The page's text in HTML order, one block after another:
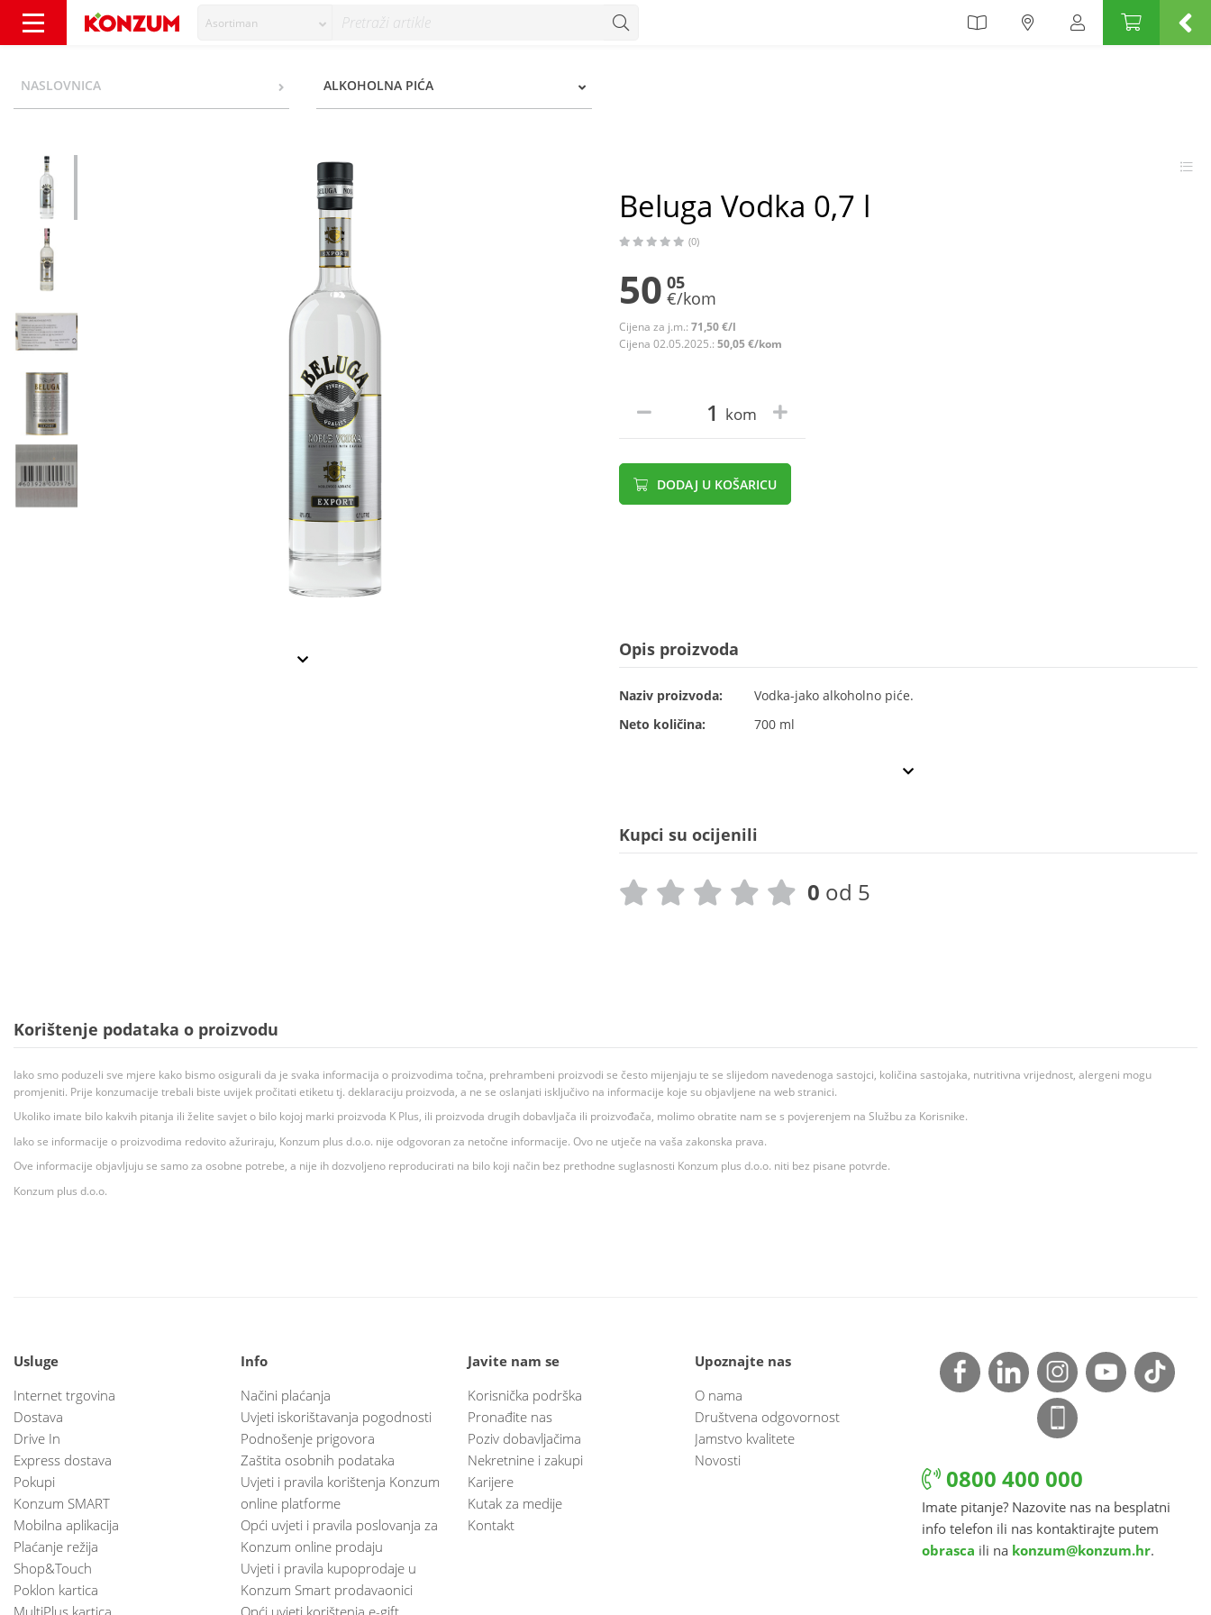
Asortiman
NASLOVNICA ALKOHOLNA PIĆA
Beluga Vodka 0,7 l
(0)
50 05
€/kom
Cijena za j.m.: 71,50 €/l
Cijena 02.05.2025.: 50,05 €/kom
kom
DODAJ U KOŠARICU
Opis proizvoda
Naziv proizvoda:
Vodka-jako alkoholno piće.
Neto količina:
700 ml
Kupci su ocijenili
0 od 5
Korištenje podataka o proizvodu
Iako smo poduzeli sve mjere kako bismo osigurali da je svaka informacija o proizvodima točna, prehrambeni proizvodi se često mijenjaju te se slijedom navedenoga sastojci, količina sastojaka, nutritivna vrijednost, alergeni mogu
promjeniti. Prije konzumacije trebali biste uvijek pročitati etiketu tj. deklaraciju proizvoda, a ne se oslanjati isključivo na informacije koje su objavljene na web stranici.
Ukoliko imate bilo kakvih pitanja ili želite savjet o bilo kojoj marki proizvoda K Plus, ili proizvoda drugih dobavljača ili proizvođača, molimo obratite nam se s povjerenjem na Službu za Korisnike.
Iako se informacije o proizvodima redovito ažuriraju, Konzum plus d.o.o. nije odgovoran za netočne informacije. Ovo ne utječe na vaša zakonska prava.
Ove informacije objavljuju se samo za osobne potrebe, a nije ih dozvoljeno reproducirati na bilo koji način bez prethodne suglasnosti Konzum plus d.o.o. niti bez pisane potvrde.
Konzum plus d.o.o.
Usluge
Internet trgovina
Dostava
Drive In
Express dostava
Pokupi
Konzum SMART
Mobilna aplikacija
Plaćanje režija
Shop&Touch
Poklon kartica
MultiPlus kartica
Info
Načini plaćanja
Uvjeti iskorištavanja pogodnosti
Podnošenje prigovora
Zaštita osobnih podataka
Uvjeti i pravila korištenja Konzum
online platforme
Opći uvjeti i pravila poslovanja za
Konzum online prodaju
Uvjeti i pravila kupoprodaje u
Konzum Smart prodavaonici
Opći uvjeti korištenja e-gift
Javite nam se
Korisnička podrška
Pronađite nas
Poziv dobavljačima
Nekretnine i zakupi
Karijere
Kutak za medije
Kontakt
Upoznajte nas
O nama
Društvena odgovornost
Jamstvo kvalitete
Novosti
0800 400 000
Imate pitanje? Nazovite nas na besplatni
info telefon ili nas kontaktirajte putem
obrasca ili na konzum@konzum.hr.